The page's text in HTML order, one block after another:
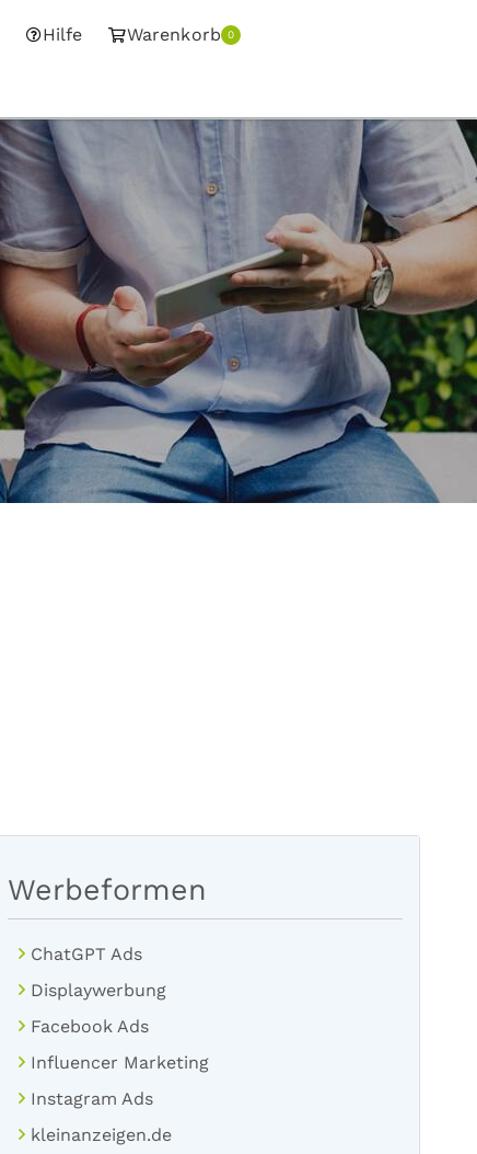
Hilfe Warenkorb 0
Werbeformen
ChatGPT Ads
Displaywerbung
Facebook Ads
Influencer Marketing
Instagram Ads
kleinanzeigen.de